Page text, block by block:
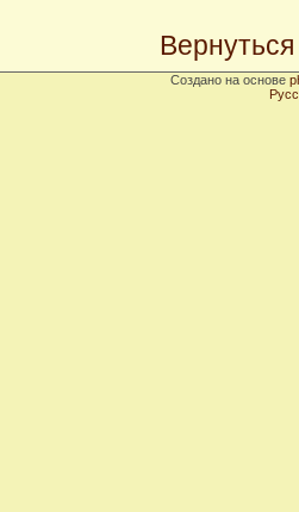
Создано на основе